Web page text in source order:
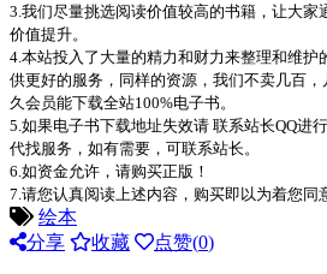
3.我们尽量挑选阅读价值较高的书籍，让大家
价值提升。
4.本站投入了大量的精力和财力来整理和维护
供更好的服务，同样的资源，我们不卖几百
久会员能下载全站100%电子书。
5.如果电子书下载地址失效请 联系站长QQ进
代找服务，如有需要，可联系站长。
6.如资金允许，请购买正版！
7.请您认真阅读上述内容，购买即以为着您同
绘本
分享
收藏 点赞(0)